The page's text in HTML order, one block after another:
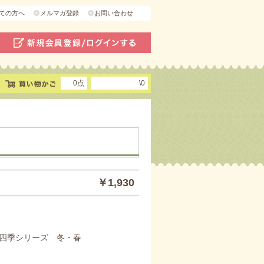
の方へ メルマガ登録 お問い合わせ
0点 \0
￥1,930
季シリーズ 冬・春